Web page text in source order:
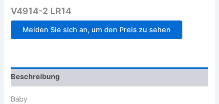
V4914-2 LR14
Melden Sie sich an, um den Preis zu sehen
Beschreibung
Baby